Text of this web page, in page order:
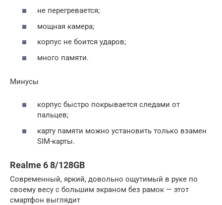
не перегревается;
мощная камера;
корпус не боится ударов;
много памяти.
Минусы
корпус быстро покрывается следами от
пальцев;
карту памяти можно установить только взамен
SIM-карты.
Realme 6 8/128GB
Современный, яркий, довольно ощутимый в руке по
своему весу с большим экраном без рамок — этот
смартфон выглядит